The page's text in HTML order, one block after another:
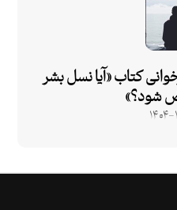
کتاب «آیا نسل بشر
شود؟»
۱۱-۲۱